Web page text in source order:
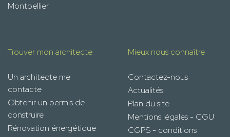
Montpellier
Trouver mon architecte
Un architecte me
contacte
Obtenir un permis de
construire
Rénovation énergétique
Mieux nous connaître
Contactez-nous
Actualités
Plan du site
Mentions légales - CGU
CGPS - conditions